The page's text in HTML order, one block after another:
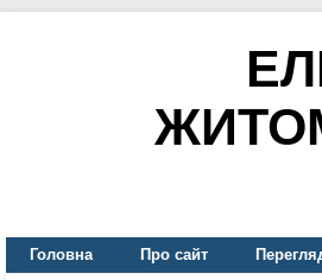
Головна Про сайт